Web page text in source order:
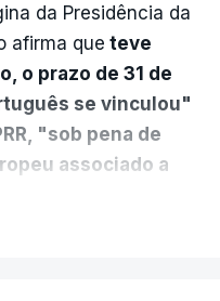
da Presidência da
afirma que teve
o prazo de 31 de
se vinculou"
"sob pena de
associado a